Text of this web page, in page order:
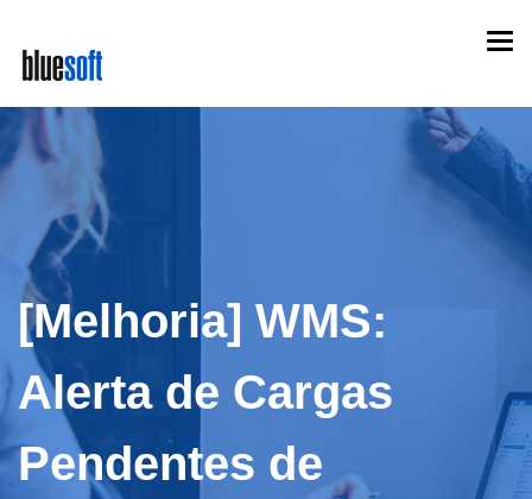
main
content
[Melhoria] WMS:
Alerta de Cargas
Pendentes de